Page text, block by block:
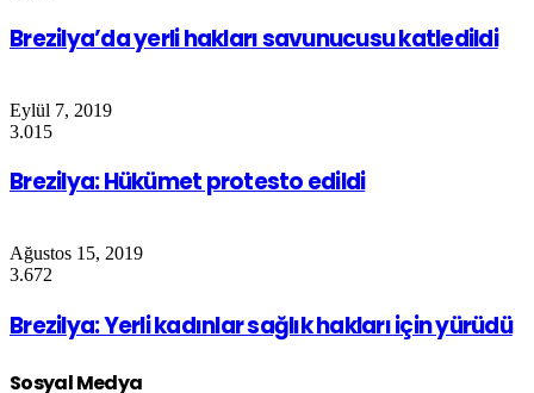
Brezilya’da yerli hakları savunucusu katledildi
Eylül 7, 2019
3.015
Brezilya: Hükümet protesto edildi
Ağustos 15, 2019
3.672
Brezilya: Yerli kadınlar sağlık hakları için yürüdü
Sosyal Medya